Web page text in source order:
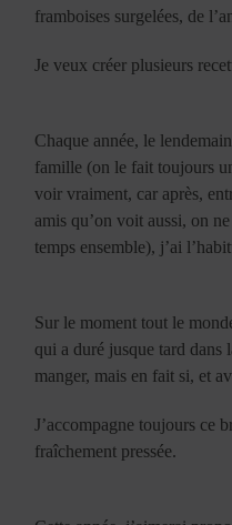
framboises surgelées, de
Je veux créer plusieurs
Chaque année, le
famille (on le fait toujours
voir vraiment, car après,
amis qu’on voit aussi, on
temps ensemble), j’ai
Sur le moment tout le
qui a duré jusque tard dans
manger, mais en fait si, et
J’accompagne toujours ce
fraîchement pressée.